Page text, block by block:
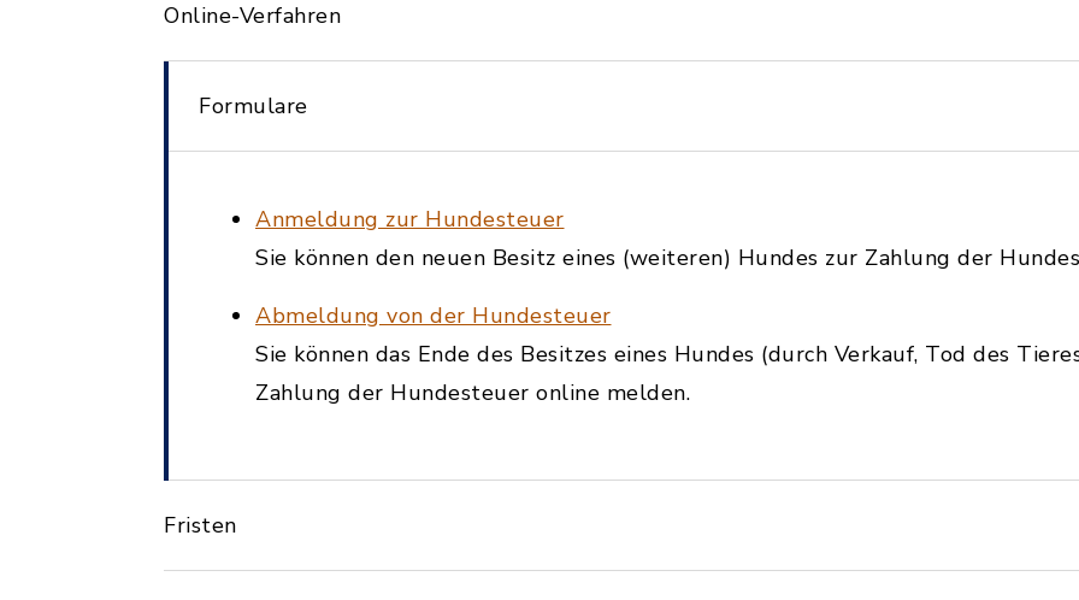
Online-Verfahren
Formulare
Anmeldung zur Hundesteuer
Sie können den neuen Besitz eines (weiteren) Hundes zur Zahlung der
Abmeldung von der Hundesteuer
Sie können das Ende des Besitzes eines Hundes (durch Verkauf, Tod des
Zahlung der Hundesteuer online melden.
Fristen